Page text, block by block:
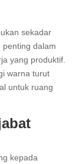
sekadar
dalam
yang produktif.
warna turut
untuk ruang
kepada